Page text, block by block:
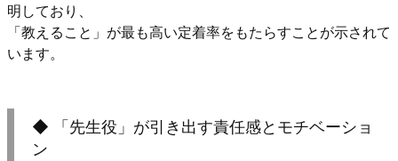
明しており、
「教えること」が最も高い定着率をもたらすことが示されて
います。
◆ 「先生役」が引き出す責任感とモチベーショ
ン